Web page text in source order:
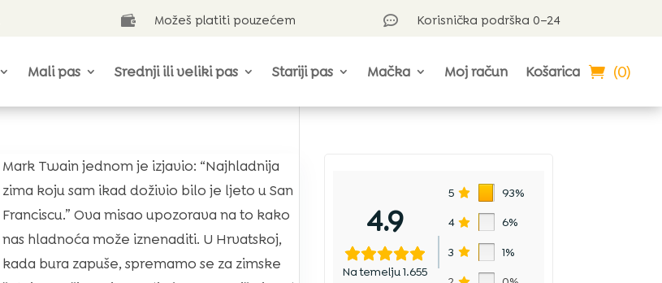
 Možeš platiti pouzećem  Korisnička podrška 0–24
Mali pas Srednji ili veliki pas Stariji pas Mačka Moj račun Košarica (0)
Mark Twain jednom je izjavio: “Najhladnija
zima koju sam ikad doživio bilo je ljeto u San
Franciscu.” Ova misao upozorava na to kako
nas hladnoća može iznenaditi. U Hrvatskoj,
kada bura zapuše, spremamo se za zimske
4.9
Na temelju 1.655
5 93%
4 6%
3 1%